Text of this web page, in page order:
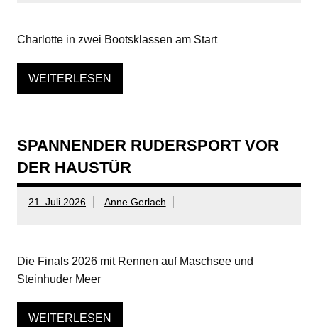
Charlotte in zwei Bootsklassen am Start
WEITERLESEN
SPANNENDER RUDERSPORT VOR
DER HAUSTÜR
21. Juli 2026 Anne Gerlach
Die Finals 2026 mit Rennen auf Maschsee und
Steinhuder Meer
WEITERLESEN